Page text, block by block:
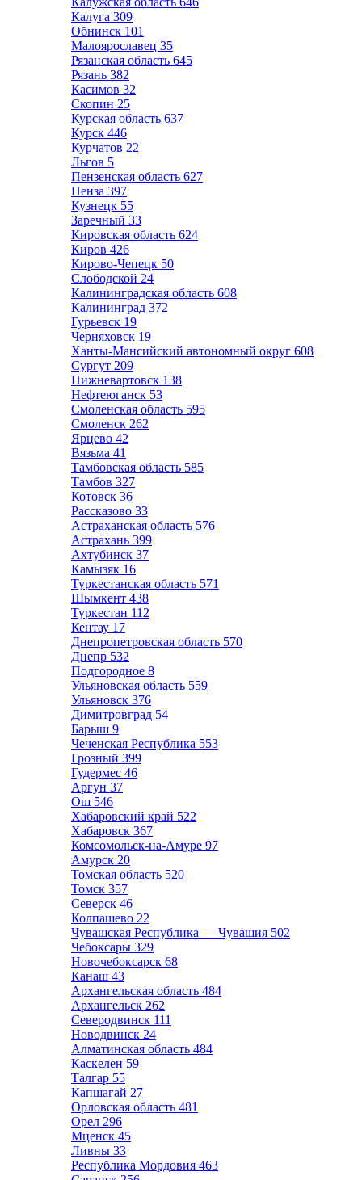
Калуга 309
Обнинск 101
Малоярославец 35
Рязанская область 645
Рязань 382
Касимов 32
Скопин 25
Курская область 637
Курск 446
Курчатов 22
Льгов 5
Пензенская область 627
Пенза 397
Кузнецк 55
Заречный 33
Кировская область 624
Киров 426
Кирово-Чепецк 50
Слободской 24
Калининградская область 608
Калининград 372
Гурьевск 19
Черняховск 19
Ханты-Мансийский автономный округ 608
Сургут 209
Нижневартовск 138
Нефтеюганск 53
Смоленская область 595
Смоленск 262
Ярцево 42
Вязьма 41
Тамбовская область 585
Тамбов 327
Котовск 36
Рассказово 33
Астраханская область 576
Астрахань 399
Ахтубинск 37
Камызяк 16
Туркестанская область 571
Шымкент 438
Туркестан 112
Кентау 17
Днепропетровская область 570
Днепр 532
Подгородное 8
Ульяновская область 559
Ульяновск 376
Димитровград 54
Барыш 9
Чеченская Республика 553
Грозный 399
Гудермес 46
Аргун 37
Ош 546
Хабаровский край 522
Хабаровск 367
Комсомольск-на-Амуре 97
Амурск 20
Томская область 520
Томск 357
Северск 46
Колпашево 22
Чувашская Республика — Чувашия 502
Чебоксары 329
Новочебоксарск 68
Канаш 43
Архангельская область 484
Архангельск 262
Северодвинск 111
Новодвинск 24
Алматинская область 484
Каскелен 59
Талгар 55
Капшагай 27
Орловская область 481
Орел 296
Мценск 45
Ливны 33
Республика Мордовия 463